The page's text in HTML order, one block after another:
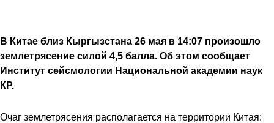
В Китае близ Кыргызстана 26 мая в 14:07 произошло
землетрясение силой 4,5 балла. Об этом сообщает
Институт сейсмологии Национальной академии наук
КР.
Очаг землетрясения располагается на территории Китая: